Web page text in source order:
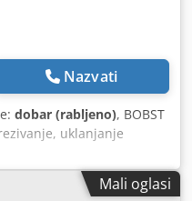
Nazvati
dobar (rabljeno), BOBST
uklanjanje
odvajanje izrezanih
Stroj uključuje
a 2014. godine jeMali oglasi